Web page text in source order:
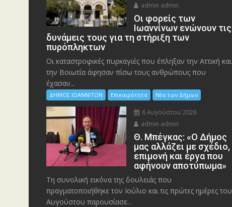
admin admin
Οι φορείς των
Ιωαννίνων ενώνουν τις
δυνάμεις τους για τη στήριξη των
πυρόπληκτων
Οι καταστροφικές πυρκαγιές που έπληξαν την Αττική και
την Bοιωτία άφησαν πίσω τους ανθρώπους που
έχασαν...
ΔΗΜΟΣ ΙΩΑΝΝΙΤΩΝ Επικαιρότητα Νέα των Δήμων
6 Αυγούστου 2026
admin admin
Θ. Μπέγκας: «Ο Δήμος
μας αλλάζει με σχέδιο,
επιμονή και έργα που
αφήνουν αποτύπωμα»
Τη συνολική εικόνα της δουλειάς που
πραγματοποιήθηκε τον Ιούλιο και τις πρώτες ημέρες του
Αυγούστου παρουσίασε...